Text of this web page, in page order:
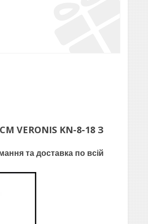
VERONIS KN-8-18 З
та доставка по всій